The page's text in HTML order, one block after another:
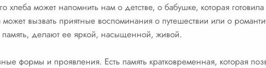
хлеба может напомнить нам о детстве, о бабушке, которая
вызвать приятные воспоминания о путешествии или о
делают ее яркой, насыщенной, живой.
формы и проявления. Есть память кратковременная, которая